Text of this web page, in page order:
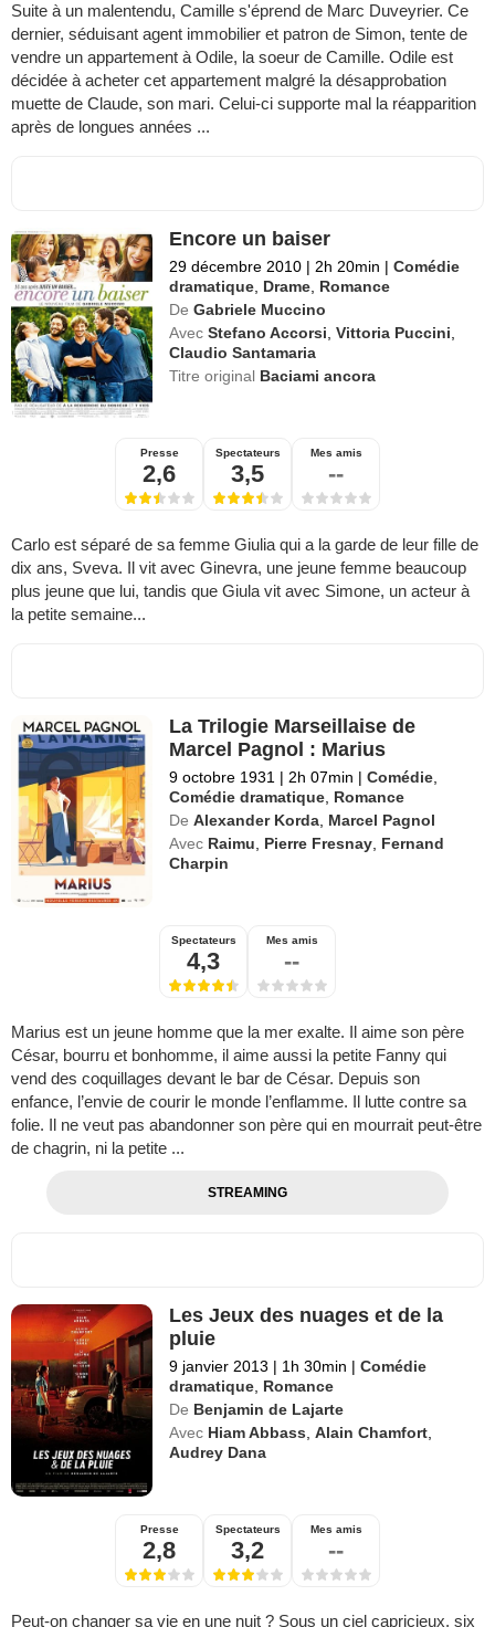
Suite à un malentendu, Camille s'éprend de Marc Duveyrier. Ce
dernier, séduisant agent immobilier et patron de Simon, tente de
vendre un appartement à Odile, la soeur de Camille. Odile est
décidée à acheter cet appartement malgré la désapprobation
muette de Claude, son mari. Celui-ci supporte mal la réapparition
après de longues années ...
Encore un baiser
29 décembre 2010 | 2h 20min | Comédie
dramatique, Drame, Romance
De Gabriele Muccino
Avec Stefano Accorsi,Vittoria Puccini,
Claudio Santamaria
Titre original Baciami ancora
Presse
2,6
Spectateurs
3,5
Mes amis
--
Carlo est séparé de sa femme Giulia qui a la garde de leur fille de
dix ans, Sveva. Il vit avec Ginevra, une jeune femme beaucoup
plus jeune que lui, tandis que Giula vit avec Simone, un acteur à
la petite semaine...
La Trilogie Marseillaise de
Marcel Pagnol : Marius
9 octobre 1931 | 2h 07min | Comédie,
Comédie dramatique, Romance
De Alexander Korda, Marcel Pagnol
Avec Raimu, Pierre Fresnay, Fernand
Charpin
Spectateurs
4,3
Mes amis
--
Marius est un jeune homme que la mer exalte. Il aime son père
César, bourru et bonhomme, il aime aussi la petite Fanny qui
vend des coquillages devant le bar de César. Depuis son
enfance, l’envie de courir le monde l’enflamme. Il lutte contre sa
folie. Il ne veut pas abandonner son père qui en mourrait peut-être
de chagrin, ni la petite ...
STREAMING
Les Jeux des nuages et de la
pluie
9 janvier 2013 | 1h 30min | Comédie
dramatique, Romance
De Benjamin de Lajarte
Avec Hiam Abbass,Alain Chamfort,
Audrey Dana
Presse
2,8
Spectateurs
3,2
Mes amis
--
Peut-on changer sa vie en une nuit ? Sous un ciel capricieux, six